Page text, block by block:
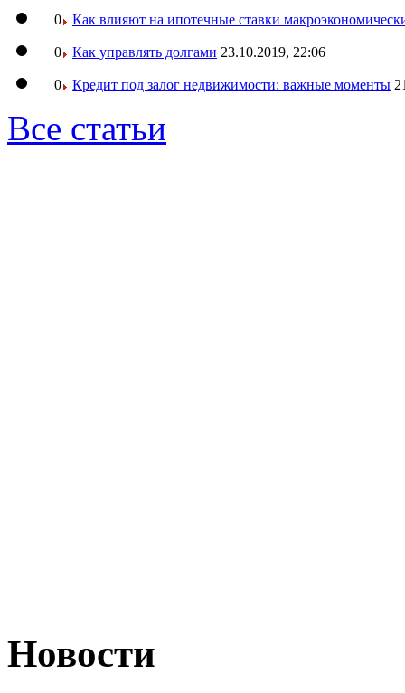
0 Как влияют на ипотечные ставки
0 Как управлять долгами 23.10.2019, 22:06
0 Кредит под залог недвижимости: важные моменты
Все статьи
Новости